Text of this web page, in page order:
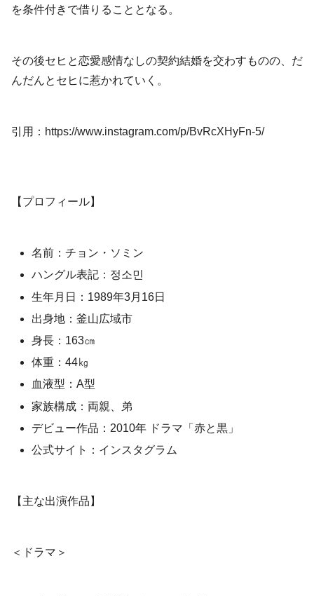
を条件付きで借りることとなる。
その後セヒと恋愛感情なしの契約結婚を交わすものの、だ
んだんとセヒに惹かれていく。
引用：https://www.instagram.com/p/BvRcXHyFn-5/
【プロフィール】
名前：チョン・ソミン
ハングル表記：정소민
生年月日：1989年3月16日
出身地：釜山広域市
身長：163㎝
体重：44㎏
血液型：A型
家族構成：両親、弟
デビュー作品：2010年 ドラマ「赤と黒」
公式サイト：インスタグラム
【主な出演作品】
＜ドラマ＞